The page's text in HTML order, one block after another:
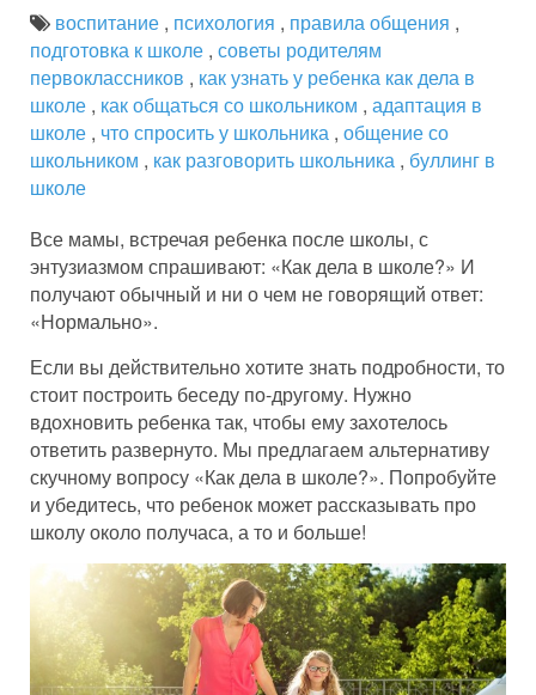
воспитание , психология , правила общения ,
подготовка к школе , советы родителям
первоклассников , как узнать у ребенка как дела в
школе , как общаться со школьником , адаптация в
школе , что спросить у школьника , общение со
школьником , как разговорить школьника , буллинг в
школе
Все мамы, встречая ребенка после школы, с
энтузиазмом спрашивают: «Как дела в школе?» И
получают обычный и ни о чем не говорящий ответ:
«Нормально».
Если вы действительно хотите знать подробности, то
стоит построить беседу по-другому. Нужно
вдохновить ребенка так, чтобы ему захотелось
ответить развернуто. Мы предлагаем альтернативу
скучному вопросу «Как дела в школе?». Попробуйте
и убедитесь, что ребенок может рассказывать про
школу около получаса, а то и больше!